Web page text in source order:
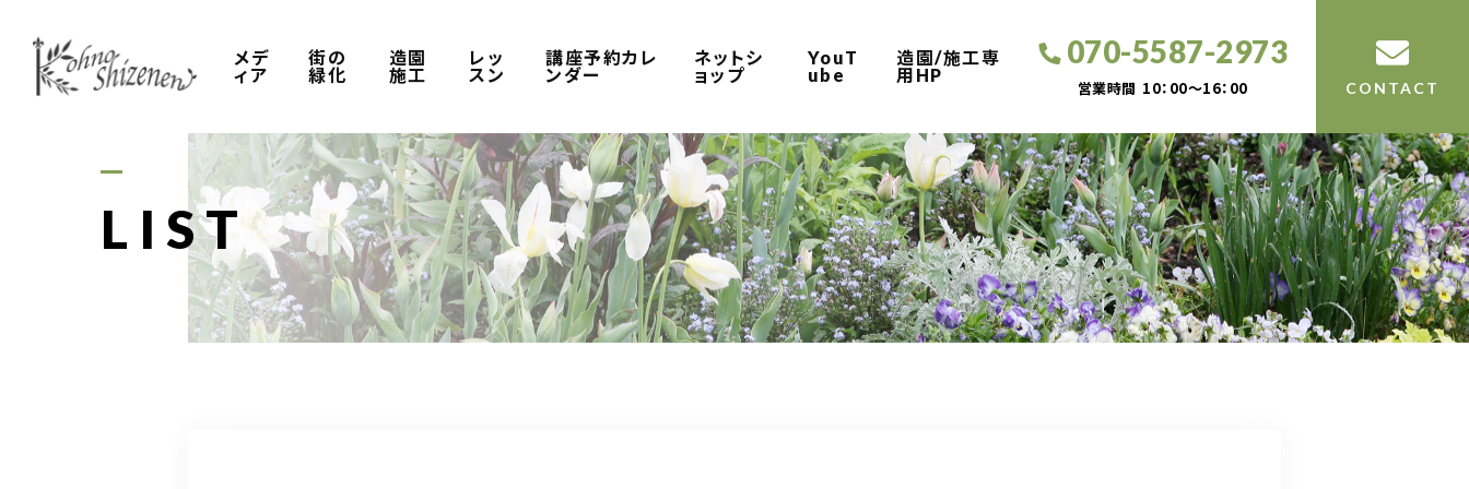
メデ
ィア
街の
緑化
造園
施工
レッ
スン
講座予約カレ
ンダー
ネットシ
ョップ
YouT
ube
造園/施工専
用HP
070-5587-2973
営業時間 10：00～16：00 CONTACT
LIST